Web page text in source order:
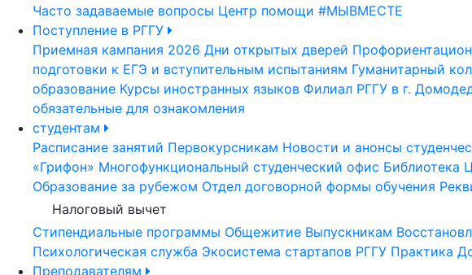
Часто задаваемые вопросы Центр помощи #МЫВМЕСТЕ
Поступление в РГГУ
Приемная кампания 2026 Дни открытых дверей
подготовки к ЕГЭ и вступительным испытаниям Гуманитарный
образование Курсы иностранных языков Филиал РГГУ в г.
обязательные для ознакомления
студентам
Расписание занятий Первокурсникам Новости и анонсы
«Грифон» Многофункциональный студенческий офис Библиотека
Образование за рубежом Отдел договорной формы обучения
Налоговый вычет
Стипендиальные программы Общежитие Выпускникам
Психологическая служба Экосистема стартапов РГГУ Практика
Преподавателям